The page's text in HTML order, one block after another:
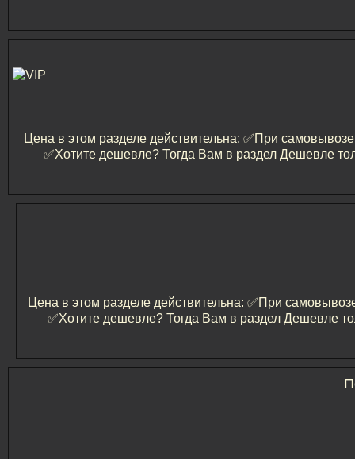
Цена в этом разделе действительна: ✅️При
✅️Хотите дешевле? Тогда Вам в раздел Дешевле
Цена в этом разделе действительна: ✅️При
✅️Хотите дешевле? Тогда Вам в раздел Дешевле